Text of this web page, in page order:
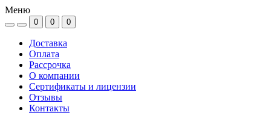
Меню
0 0 0
Доставка
Оплата
Рассрочка
О компании
Сертификаты и лицензии
Отзывы
Контакты